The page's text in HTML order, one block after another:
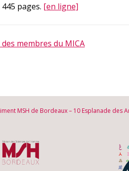
pages. [en ligne]
membres du MICA
MSH de Bordeaux – 10 Esplanade des